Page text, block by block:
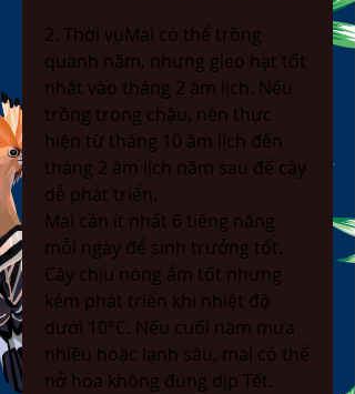
2. Thời vụMai có thể trồng
quanh năm, nhưng gieo hạt tốt
nhất vào tháng 2 âm lịch. Nếu
trồng trong chậu, nên thực
hiện từ tháng 10 âm lịch đến
tháng 2 âm lịch năm sau để cây
dễ phát triển.
Mai cần ít nhất 6 tiếng nắng
mỗi ngày để sinh trưởng tốt.
Cây chịu nóng ẩm tốt nhưng
kém phát triển khi nhiệt độ
dưới 10°C. Nếu cuối năm mưa
nhiều hoặc lạnh sâu, mai có thể
nở hoa không đúng dịp Tết.